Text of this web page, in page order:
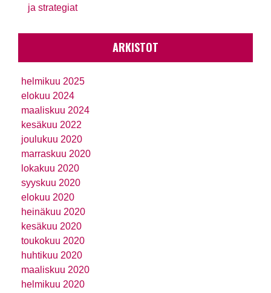
ja strategiat
ARKISTOT
helmikuu 2025
elokuu 2024
maaliskuu 2024
kesäkuu 2022
joulukuu 2020
marraskuu 2020
lokakuu 2020
syyskuu 2020
elokuu 2020
heinäkuu 2020
kesäkuu 2020
toukokuu 2020
huhtikuu 2020
maaliskuu 2020
helmikuu 2020